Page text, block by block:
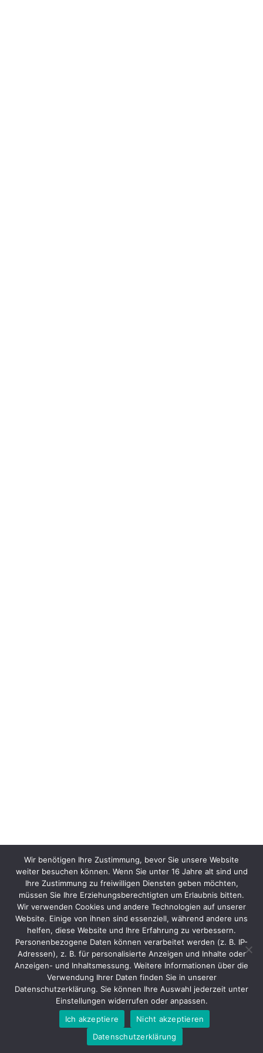
Wir benötigen Ihre Zustimmung, bevor Sie unsere Website
weiter besuchen können. Wenn Sie unter 16 Jahre alt sind und
Ihre Zustimmung zu freiwilligen Diensten geben möchten,
müssen Sie Ihre Erziehungsberechtigten um Erlaubnis bitten.
Wir verwenden Cookies und andere Technologien auf unserer
Website. Einige von ihnen sind essenziell, während andere uns
helfen, diese Website und Ihre Erfahrung zu verbessern.
Personenbezogene Daten können verarbeitet werden (z. B. IP-
Adressen), z. B. für personalisierte Anzeigen und Inhalte oder
Anzeigen- und Inhaltsmessung. Weitere Informationen über die
Verwendung Ihrer Daten finden Sie in unserer
Datenschutzerklärung. Sie können Ihre Auswahl jederzeit unter
Einstellungen widerrufen oder anpassen.
Ich akzeptiere
Nicht akzeptieren
Datenschutzerklärung